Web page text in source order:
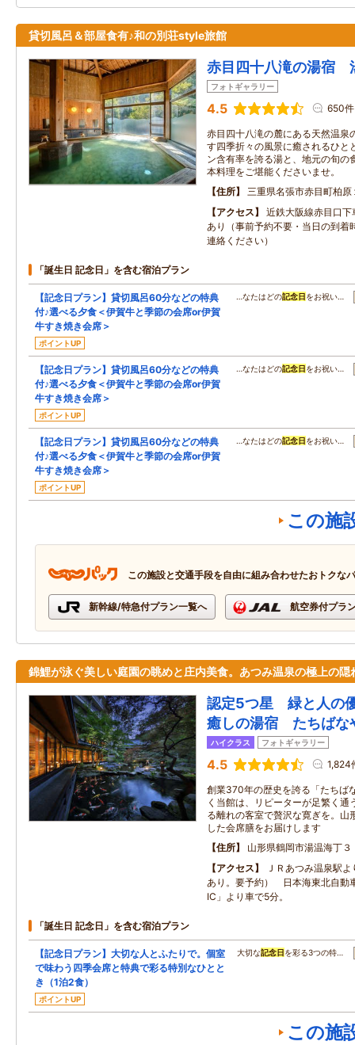
貸切風呂＆部屋食有♪和の別荘style旅館
赤目四十八滝の湯宿
フォトギャラリー
4.5 650件
赤目四十八滝の麓にある天然温泉
す四季折々の風景に癒されるひと
ン含有率を誇る湯と、地元の旬の
本料理をご堪能くださいませ。
住所
三重県名張市赤目町柏原
アクセス
近鉄大阪線赤目口
あり（事前予約不要・当日の到着
連絡ください）
「誕生日 記念日」を含む宿泊プラン
【記念日プラン】貸切風呂60分などの特典
付♪選べる夕食＜伊賀牛と季節の会席or伊賀
牛すき焼き会席＞
ポイントUP
…なたはどの記念日 をお祝い…
【記念日プラン】貸切風呂60分などの特典
付♪選べる夕食＜伊賀牛と季節の会席or伊賀
牛すき焼き会席＞
ポイントUP
…なたはどの記念日 をお祝い…
【記念日プラン】貸切風呂60分などの特典
付♪選べる夕食＜伊賀牛と季節の会席or伊賀
牛すき焼き会席＞
ポイントUP
…なたはどの記念日 をお祝い…
この施
この施設と交通手段を自由に組み合わせたおトクな
新幹線/特急付プラン一覧へ 航空券付プラ
錦鯉が泳ぐ美しい庭園の眺めと庄内美食。あつみ温泉の極上の隠
認定5つ星 緑と人の
癒しの湯宿 たちばな
ハイクラス フォトギャラリー
4.5 1,824
創業370年の歴史を誇る「たちば
く当館は、リピーターが足繁く通
る離れの客室で贅沢な寛ぎを。山
した会席膳をお届けします
住所
山形県鶴岡市湯温海丁３
アクセス
ＪＲあつみ温泉駅
あり。要予約） 日本海東北自動
IC」より車で5分。
「誕生日 記念日」を含む宿泊プラン
【記念日プラン】大切な人とふたりで。個室
で味わう四季会席と特典で彩る特別なひとと
き（1泊2食）
ポイントUP
大切な記念日 を彩る3つの特…
この施